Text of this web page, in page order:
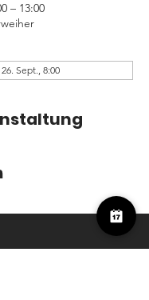
– 13:00
26. Sept., 8:00